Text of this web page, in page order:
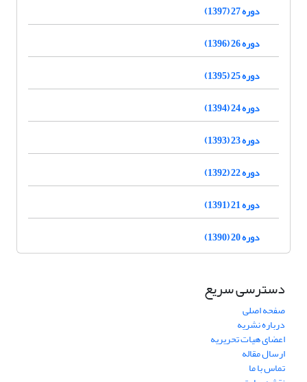
دوره 27 (1397)
دوره 26 (1396)
دوره 25 (1395)
دوره 24 (1394)
دوره 23 (1393)
دوره 22 (1392)
دوره 21 (1391)
دوره 20 (1390)
دسترسی سریع
صفحه اصلی
درباره نشریه
اعضای هیات تحریریه
ارسال مقاله
تماس با ما